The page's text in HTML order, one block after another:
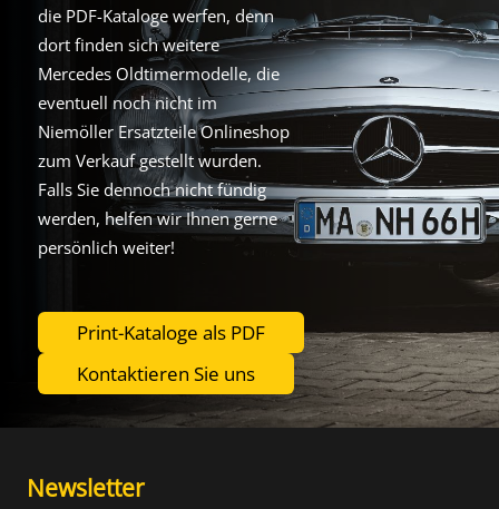
die PDF-Kataloge werfen, denn
dort finden sich weitere
Mercedes Oldtimermodelle, die
eventuell noch nicht im
Niemöller Ersatzteile Onlineshop
zum Verkauf gestellt wurden.
Falls Sie dennoch nicht fündig
werden, helfen wir Ihnen gerne
persönlich weiter!
Print-Kataloge als PDF
Kontaktieren Sie uns
Newsletter